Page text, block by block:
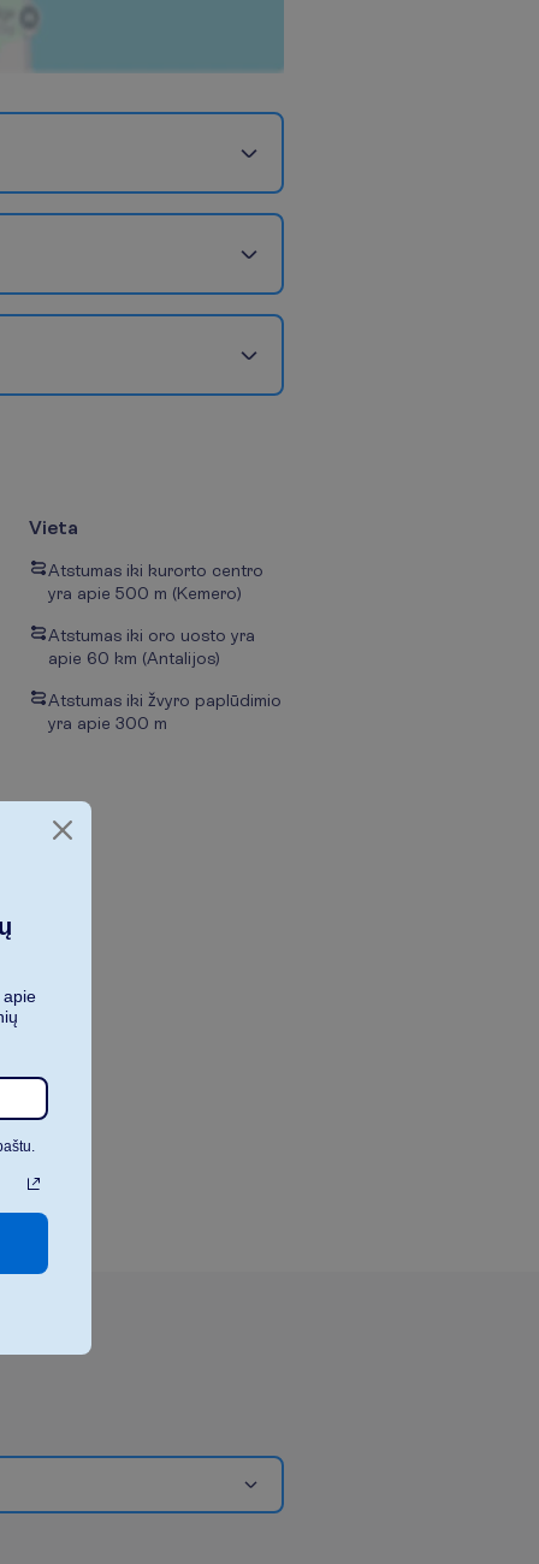
Vieta
Atstumas iki kurorto centro
yra apie 500 m (Kemero)
Atstumas iki oro uosto yra
apie 60 km (Antalijos)
Atstumas iki žvyro paplūdimio
yra apie 300 m